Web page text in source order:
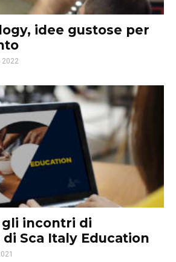
idee gustose per
2022
incontri di
Sca Italy Education